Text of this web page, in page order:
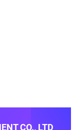
CO., LTD